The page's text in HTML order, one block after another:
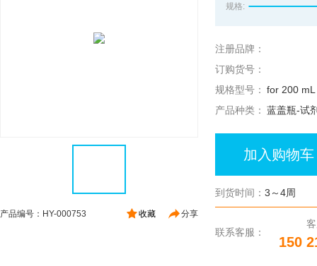
分享
收藏
产品编号：HY-000753
规格:
注册品牌：
订购货号：
规格型号： for 200
产品种类： 蓝盖瓶-试
加入购物车
到货时间： 3～4周
联系客服：
150